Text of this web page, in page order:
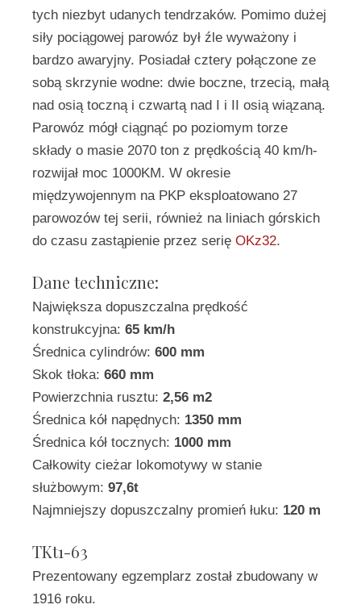
tych niezbyt udanych tendrzaków. Pomimo dużej
siły pociągowej parowóz był źle wyważony i
bardzo awaryjny. Posiadał cztery połączone ze
sobą skrzynie wodne: dwie boczne, trzecią, małą
nad osią toczną i czwartą nad I i II osią wiązaną.
Parowóz mógł ciągnąć po poziomym torze
składy o masie 2070 ton z prędkością 40 km/h-
rozwijał moc 1000KM. W okresie
międzywojennym na PKP eksploatowano 27
parowozów tej serii, również na liniach górskich
do czasu zastąpienie przez serię OKz32.
Dane techniczne:
Największa dopuszczalna prędkość
konstrukcyjna: 65 km/h
Średnica cylindrów: 600 mm
Skok tłoka: 660 mm
Powierzchnia rusztu: 2,56 m2
Średnica kół napędnych: 1350 mm
Średnica kół tocznych: 1000 mm
Całkowity cieżar lokomotywy w stanie
służbowym: 97,6t
Najmniejszy dopuszczalny promień łuku: 120 m
TKt1-63
Prezentowany egzemplarz został zbudowany w
1916 roku.